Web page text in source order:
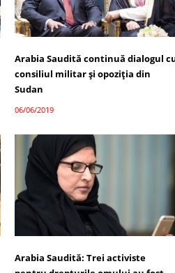
Arabia Saudită continuă dialogul
consiliul militar şi opoziţia din
Sudan
06/06/2019
Arabia Saudită: Trei activiste